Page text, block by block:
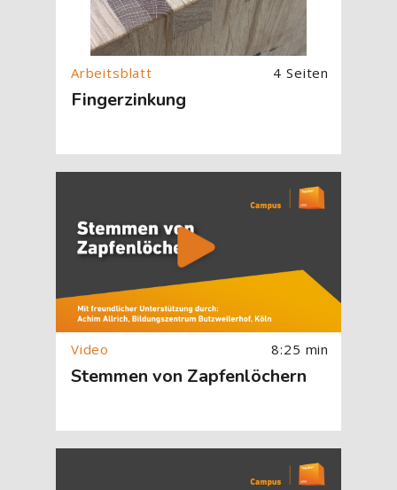
4 Seiten
Fingerzinkung
[Cocoon] About (Text with Image) überspringen
8:25 min
Stemmen von Zapfenlöchern
[Cocoon] About (Text with Image) überspringen